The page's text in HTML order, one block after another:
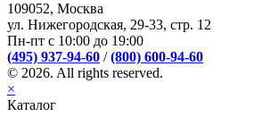
109052, Москва
ул. Нижегородская, 29-33, стр. 12
Пн-пт с 10:00 до 19:00
(495) 937-94-60 /(800) 600-94-60
© 2026. All rights reserved.
×
Каталог